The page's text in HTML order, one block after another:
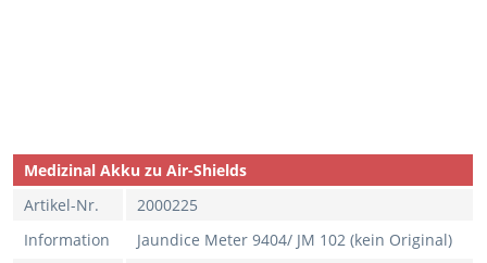
Medizinal Akku zu Air-Shields
Artikel-Nr.
2000225
Information
Jaundice Meter 9404/ JM 102 (kein Original)